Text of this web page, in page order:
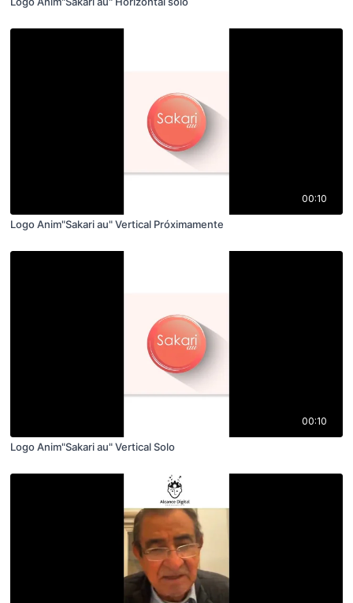
00:10
Logo Anim"Sakari au" Vertical Próximamente
00:10
Logo Anim"Sakari au" Vertical Solo